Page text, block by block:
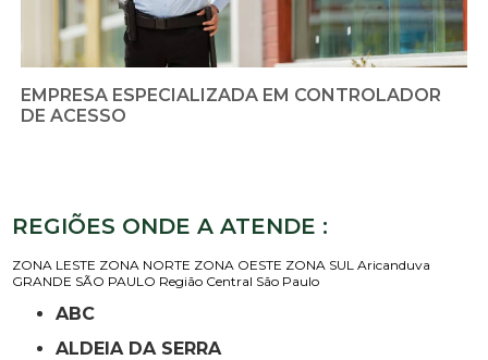
EMPRESA ESPECIALIZADA EM CONTROLADOR
DE ACESSO
REGIÕES ONDE A ATENDE :
ZONA LESTE ZONA NORTE ZONA OESTE ZONA SUL Aricanduva
GRANDE SÃO PAULO Região Central São Paulo
ABC
ALDEIA DA SERRA